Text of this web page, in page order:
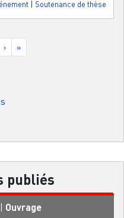
Soutenance de thèse
Page suivante
› Dernière page
»
publiés
| Ouvrage